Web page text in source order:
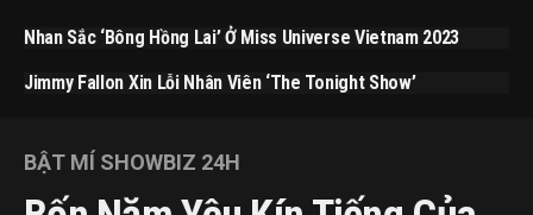
Nhan Sắc ‘bông Hồng Lai’ Ở Miss Universe Vietnam 2023
Jimmy Fallon Xin Lỗi Nhân Viên ‘The Tonight Show’
BẬT MÍ SHOWBIZ 24H